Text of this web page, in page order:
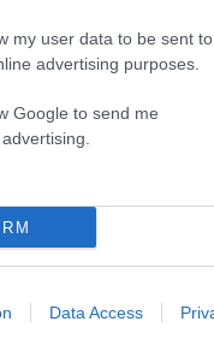
my user data to be sent to
advertising purposes.
Google to send me
Data Access
θα επωμισθώ το
ΟΠΕΚΕΠΕ